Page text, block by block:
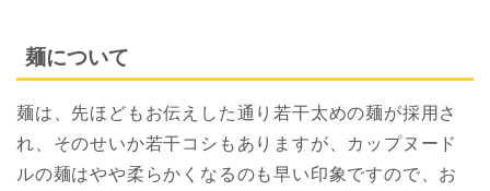
麺について
麺は、先ほどもお伝えした通り若干太めの麺が採用さ
れ、そのせいか若干コシもありますが、カップヌード
ルの麺はやや柔らかくなるのも早い印象ですので、お